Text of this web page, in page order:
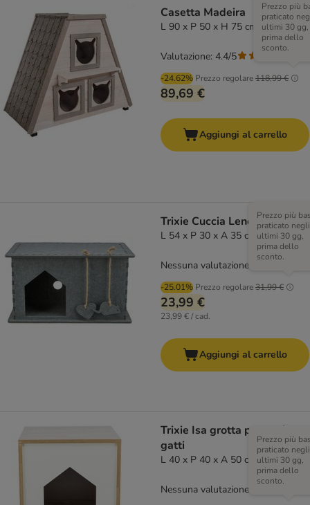
Casetta Madeira
L 90 x P 50 x H 75 cm
-24.62% Prezzo regolare118,99 €
Prezzo più
praticato
ultimi 30 gg,
prima dello
sconto.
89,69 €
Valutazione: 4.4/5
Aggiungi al carrello
Trixie Cuccia Lene
L 54 x P 30 x A 35 cm
-25.01% Prezzo regolare31,99 €
Prezzo più
praticato negli
ultimi 30 gg,
prima dello
sconto.
23,99 €
23,99 € / cad.
Nessuna valutazione
Aggiungi al carrello
Trixie Isa grotta per cani e
gatti
L 40 x P 40 x A 50 cm
Prezzo più
praticato negli
ultimi 30 gg,
prima dello
sconto.
Nessuna valutazione